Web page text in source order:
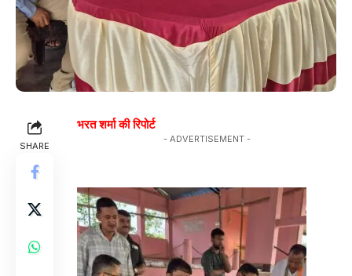
SHARE
भरत शर्मा की रिपोर्ट
- ADVERTISEMENT -